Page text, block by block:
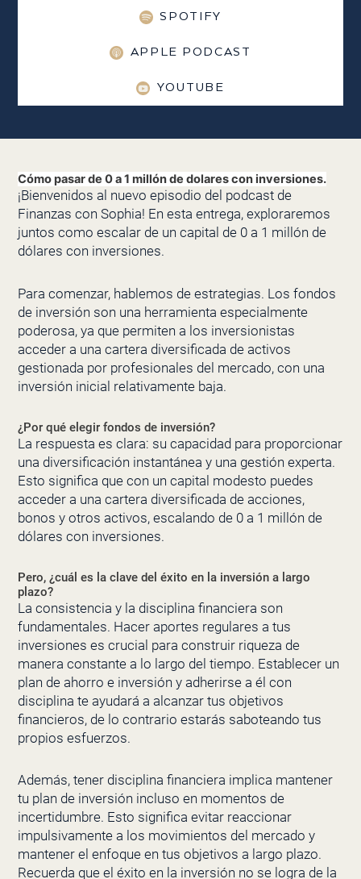
SPOTIFY
APPLE PODCAST
YOUTUBE
Cómo pasar de 0 a 1 millón de dolares con inversiones.
¡Bienvenidos al nuevo episodio del podcast de
Finanzas con Sophia! En esta entrega, exploraremos
juntos como escalar de un capital de 0 a 1 millón de
dólares con inversiones.
Para comenzar, hablemos de estrategias. Los fondos
de inversión son una herramienta especialmente
poderosa, ya que permiten a los inversionistas
acceder a una cartera diversificada de activos
gestionada por profesionales del mercado, con una
inversión inicial relativamente baja.
¿Por qué elegir fondos de inversión?
La respuesta es clara: su capacidad para proporcionar
una diversificación instantánea y una gestión experta.
Esto significa que con un capital modesto puedes
acceder a una cartera diversificada de acciones,
bonos y otros activos, escalando de 0 a 1 millón de
dólares con inversiones.
Pero, ¿cuál es la clave del éxito en la inversión a largo
plazo?
La consistencia y la disciplina financiera son
fundamentales. Hacer aportes regulares a tus
inversiones es crucial para construir riqueza de
manera constante a lo largo del tiempo. Establecer un
plan de ahorro e inversión y adherirse a él con
disciplina te ayudará a alcanzar tus objetivos
financieros, de lo contrario estarás saboteando tus
propios esfuerzos.
Además, tener disciplina financiera implica mantener
tu plan de inversión incluso en momentos de
incertidumbre. Esto significa evitar reaccionar
impulsivamente a los movimientos del mercado y
mantener el enfoque en tus objetivos a largo plazo.
Recuerda que el éxito en la inversión no se logra de la